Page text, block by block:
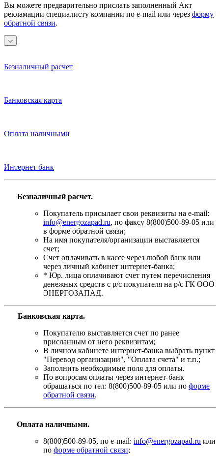
Вы можете предварительно прислать заполненный Акт
рекламации специалисту компании по e-mail или через форму
обратной связи.
Безналичный расчет
Банковская карта
Оплата наличными
Интернет банк
Безналичный расчет.
Покупатель присылает свои реквизиты на e-mail:
info@energozapad.ru, по факсу 8(800)500-89-05 или
в форме обратной связи;
На имя покупателя/организации выставляется
счет;
Счет оплачивать в кассе через любой банк или
через личный кабинет интернет-банка;
* Юр. лица оплачивают счет путем перечисления
денежных средств с р/с покупателя на р/с ГК ООО
ЭНЕРГОЗАПАД.
Банковская карта.
Покупателю выставляется счет по ранее
присланным от него реквизитам;
В личном кабинете интернет-банка выбрать пункт
"Перевод организации", "Оплата счета" и т.п.;
Заполнить необходимые поля для оплаты.
По вопросам оплаты через интернет-банк
обращаться по тел: 8(800)500-89-05 или по форме
обратной связи.
Оплата наличными.
8(800)500-89-05, по e-mail: info@energozapad.ru или
по форме обратной связи;